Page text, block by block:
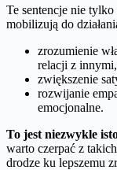
Te sentencje nie
mobilizują do
zrozumienie
relacji z innymi,
zwiększenie
rozwijanie
emocjonalne.
To jest niezwykle
warto czerpać z
drodze ku lepszemu